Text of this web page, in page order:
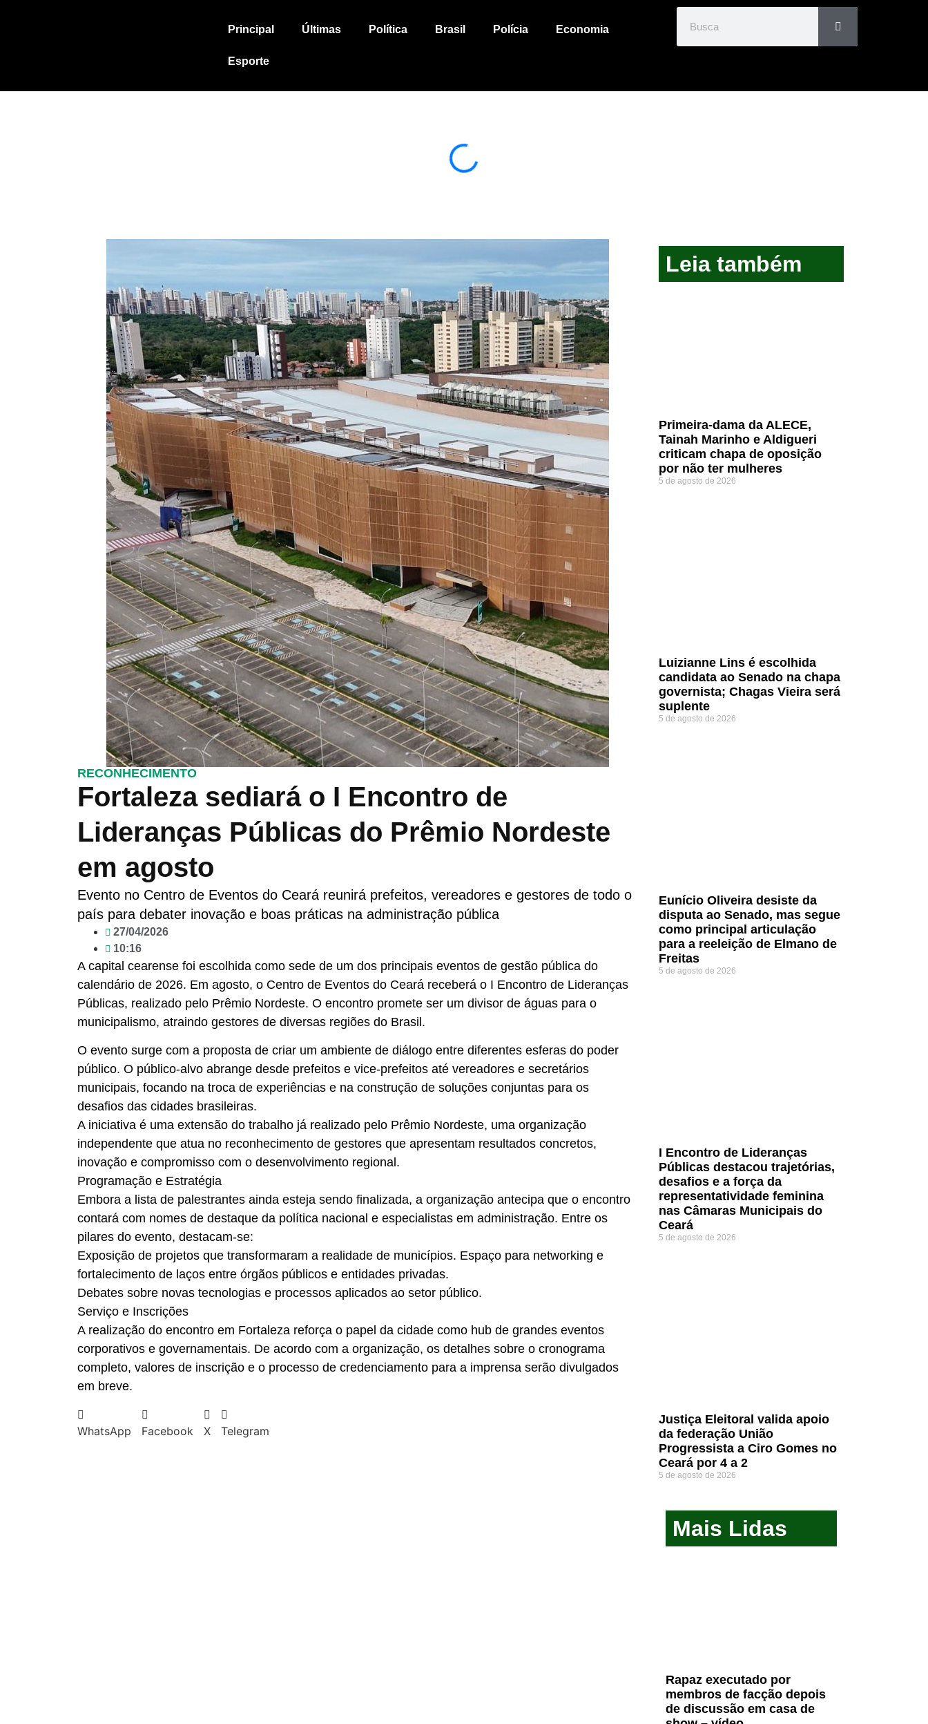
Principal Últimas Política Brasil Polícia Economia
Esporte
RECONHECIMENTO
Fortaleza sediará o I Encontro de
Lideranças Públicas do Prêmio Nordeste
em agosto
Evento no Centro de Eventos do Ceará reunirá prefeitos, vereadores e gestores de todo o
país para debater inovação e boas práticas na administração pública
27/04/2026
10:16
A capital cearense foi escolhida como sede de um dos principais eventos de gestão pública do
calendário de 2026. Em agosto, o Centro de Eventos do Ceará receberá o I Encontro de Lideranças
Públicas, realizado pelo Prêmio Nordeste. O encontro promete ser um divisor de águas para o
municipalismo, atraindo gestores de diversas regiões do Brasil.
O evento surge com a proposta de criar um ambiente de diálogo entre diferentes esferas do poder
público. O público-alvo abrange desde prefeitos e vice-prefeitos até vereadores e secretários
municipais, focando na troca de experiências e na construção de soluções conjuntas para os
desafios das cidades brasileiras.
A iniciativa é uma extensão do trabalho já realizado pelo Prêmio Nordeste, uma organização
independente que atua no reconhecimento de gestores que apresentam resultados concretos,
inovação e compromisso com o desenvolvimento regional.
Programação e Estratégia
Embora a lista de palestrantes ainda esteja sendo finalizada, a organização antecipa que o encontro
contará com nomes de destaque da política nacional e especialistas em administração. Entre os
pilares do evento, destacam-se:
Exposição de projetos que transformaram a realidade de municípios. Espaço para networking e
fortalecimento de laços entre órgãos públicos e entidades privadas.
Debates sobre novas tecnologias e processos aplicados ao setor público.
Serviço e Inscrições
A realização do encontro em Fortaleza reforça o papel da cidade como hub de grandes eventos
corporativos e governamentais. De acordo com a organização, os detalhes sobre o cronograma
completo, valores de inscrição e o processo de credenciamento para a imprensa serão divulgados
em breve.
WhatsApp Facebook X Telegram
Leia também
Primeira-dama da ALECE,
Tainah Marinho e Aldigueri
criticam chapa de oposição
por não ter mulheres
5 de agosto de 2026
Luizianne Lins é escolhida
candidata ao Senado na chapa
governista; Chagas Vieira será
suplente
5 de agosto de 2026
Eunício Oliveira desiste da
disputa ao Senado, mas segue
como principal articulação
para a reeleição de Elmano de
Freitas
5 de agosto de 2026
I Encontro de Lideranças
Públicas destacou trajetórias,
desafios e a força da
representatividade feminina
nas Câmaras Municipais do
Ceará
5 de agosto de 2026
Justiça Eleitoral valida apoio
da federação União
Progressista a Ciro Gomes no
Ceará por 4 a 2
5 de agosto de 2026
Mais Lidas
Rapaz executado por
membros de facção depois
de discussão em casa de